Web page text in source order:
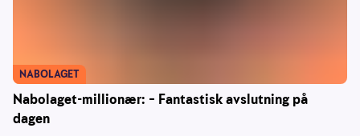
Nabolaget-millionær: – Fantastisk avslutning på
dagen
NABOLAGET